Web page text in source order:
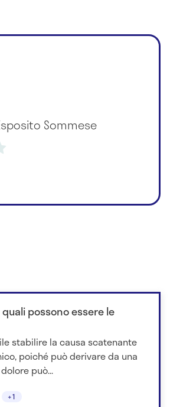
Sommese
possono essere le
stabilire la causa scatenante
poiché può derivare da una
può...
+1